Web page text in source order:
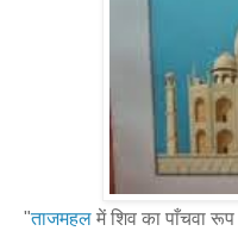
"ताजमहलमें शिव का पाँचवा रूप